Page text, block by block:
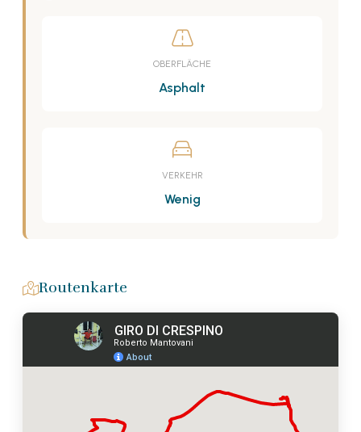
OBERFLÄCHE
Asphalt
VERKEHR
Wenig
Routenkarte